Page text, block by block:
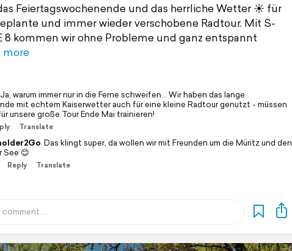
Feiertagswochenende und das herrliche Wetter ☀️ für
und immer wieder verschobene Radtour. Mit S-
8 kommen wir ohne Probleme und ganz entspannt
more
Ja, warum immer nur in die Ferne schweifen... Wir haben das lange
mit echtem Kaiserwetter auch für eine kleine Radtour genutzt - müssen
unsere große Tour Ende Mai trainieren!
Translate
Das klingt super, da wollen wir mit Freunden um die Müritz und den
See 😊
Reply Translate